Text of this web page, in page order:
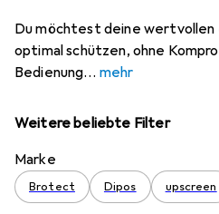
Du möchtest deine
optimal schützen, ohne
Bedienung
mehr
Weitere beliebte Filter
Marke
Brotect Dipos upscreen